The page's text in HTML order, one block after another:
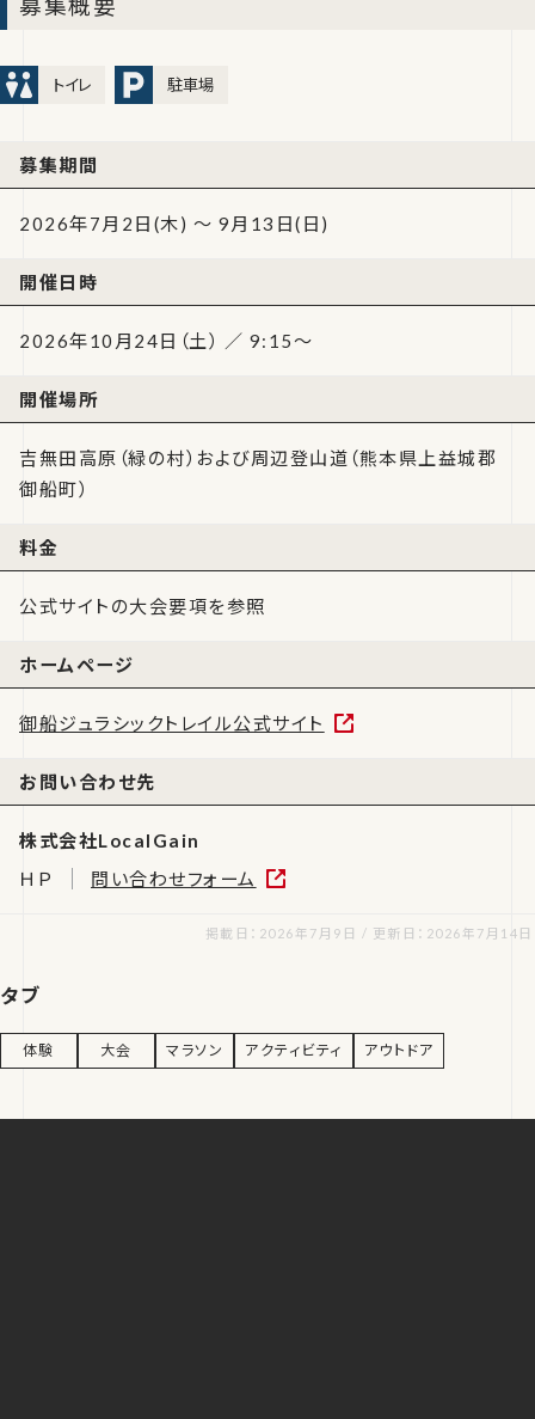
トイレ 駐車場
募集期間
2026年7月2日(木) ～ 9月13日(日)
開催日時
2026年10月24日（土） ／ 9:15～
開催場所
吉無田高原（緑の村）および周辺登山道（熊本県上益城郡
御船町）
料金
公式サイトの大会要項を参照
ホームページ
御船ジュラシックトレイル公式サイト
お問い合わせ先
株式会社LocalGain
ＨＰ
問い合わせフォーム
掲載日：2026年7月9日 / 更新日：2026年7月14日
タブ
体験 大会 マラソン アクティビティ アウトドア